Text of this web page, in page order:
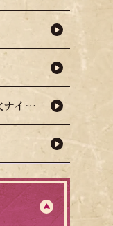
開催決定‼8月16日(日) 『牛久花火ナイター』🎇🧨